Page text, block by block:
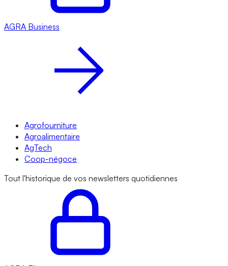
AGRA Business
Agrofourniture
Agroalimentaire
AgTech
Coop-négoce
Tout l'historique de vos newsletters quotidiennes